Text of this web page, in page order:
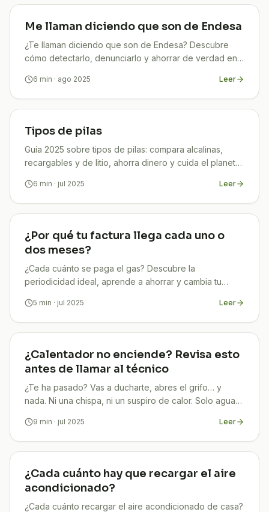
Me llaman diciendo que son de Endesa
¿Te llaman diciendo que son de Endesa? Descubre
cómo detectarlo, denunciarlo y ahorrar de verdad en
6 min · ago 2025 Leer
Tipos de pilas
Guía 2025 sobre tipos de pilas: compara alcalinas,
recargables y de litio, ahorra dinero y cuida el planeta.
6 min · jul 2025 Leer
¿Por qué tu factura llega cada uno o
dos meses?
¿Cada cuánto se paga el gas? Descubre la
periodicidad ideal, aprende a ahorrar y cambia tu
5 min · jul 2025 Leer
¿Calentador no enciende? Revisa esto
antes de llamar al técnico
¿Te ha pasado? Vas a ducharte, abres el grifo… y
nada. Ni una chispa, ni un suspiro de calor. Solo agua
9 min · jul 2025 Leer
¿Cada cuánto hay que recargar el aire
acondicionado?
¿Cada cuánto recargar el aire acondicionado de casa?